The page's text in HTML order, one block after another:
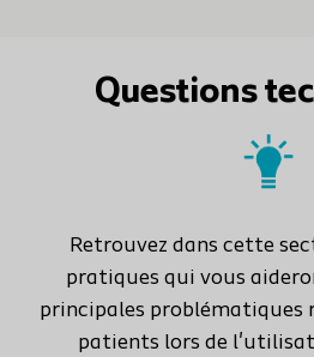
Questions
Retrouvez dans cette
pratiques qui vous
principales problématiques
patients lors de